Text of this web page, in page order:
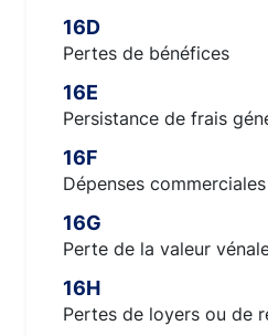
16D
Pertes de bénéfices
16E
Persistance de frais
16F
Dépenses
16G
Perte de la valeur
16H
Pertes de loyers ou de